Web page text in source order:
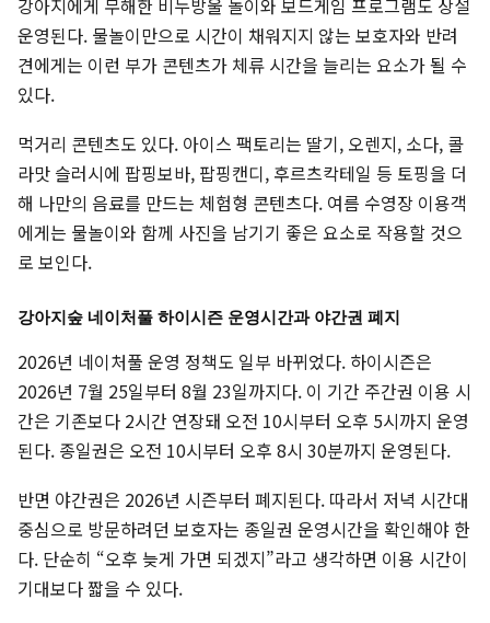
강아지에게 무해한 비누방울 놀이와 보드게임 프로그램도 상설
운영된다. 물놀이만으로 시간이 채워지지 않는 보호자와 반려
견에게는 이런 부가 콘텐츠가 체류 시간을 늘리는 요소가 될 수
있다.
먹거리 콘텐츠도 있다. 아이스 팩토리는 딸기, 오렌지, 소다, 콜
라맛 슬러시에 팝핑보바, 팝핑캔디, 후르츠칵테일 등 토핑을 더
해 나만의 음료를 만드는 체험형 콘텐츠다. 여름 수영장 이용객
에게는 물놀이와 함께 사진을 남기기 좋은 요소로 작용할 것으
로 보인다.
강아지숲 네이처풀 하이시즌 운영시간과 야간권 폐지
2026년 네이처풀 운영 정책도 일부 바뀌었다. 하이시즌은
2026년 7월 25일부터 8월 23일까지다. 이 기간 주간권 이용 시
간은 기존보다 2시간 연장돼 오전 10시부터 오후 5시까지 운영
된다. 종일권은 오전 10시부터 오후 8시 30분까지 운영된다.
반면 야간권은 2026년 시즌부터 폐지된다. 따라서 저녁 시간대
중심으로 방문하려던 보호자는 종일권 운영시간을 확인해야 한
다. 단순히 “오후 늦게 가면 되겠지”라고 생각하면 이용 시간이
기대보다 짧을 수 있다.